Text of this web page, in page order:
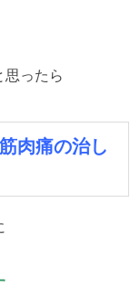
思ったら
肉痛の治し